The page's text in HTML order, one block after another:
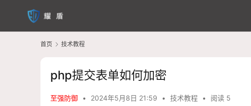
首页 技术教程
php提交表单如何加密
至强防御 • 2024年5月8日 21:59 • 技术教程 • 阅读 5